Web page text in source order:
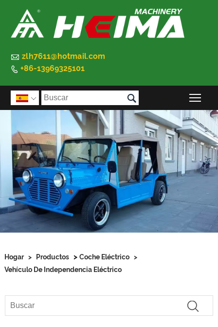
 zlh7611@hotmail.com
 +86-13969325101
 
Hogar > Productos > Coche Eléctrico >
Vehículo De Independencia Eléctrico